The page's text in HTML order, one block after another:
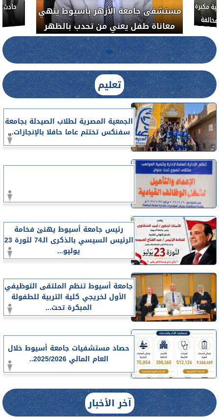
مستشفى جامعة الأزهر بأسيوط ينهي
معاناة طفل يعني من تحدب بالظهر
رقابية مكبرة
المخالفة
تعليم
الجمعية المصرية لطلاب الصيدلة بجامعة
سفنكس تختتم عاما حافلا بالإنجازات...
رئيس جامعة أسيوط يهنئ فخامة
الرئيس السيسي بالذكرى الـ74 لثورة 23
يوليو...
جامعة أسيوط تنظم الملتقى التوظيفي
الأول لخريجي كلية التربية للطفولة
المبكرة تحت...
حصاد مستشفيات جامعة أسيوط خلال
العام المالي 2025/2026..
آخر الأخبار